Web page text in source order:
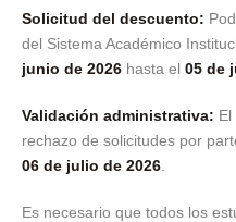
Solicitud del descuento:
del Sistema Académico
junio de 2026 hasta el 05 de
Validación administrativa:
rechazo de solicitudes por
06 de julio de 2026
Es necesario que todos los